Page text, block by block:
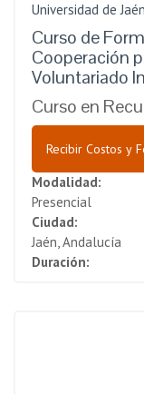
Universidad de Jaén
Curso de
Cooperación
Voluntariado
Curso en
Recibir Costos y
Modalidad:
Presencial
Ciudad:
Jaén, Andalucía
Duración: